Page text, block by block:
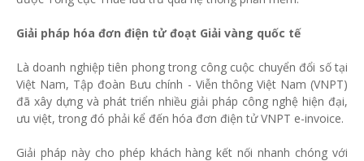
Giải pháp hóa đơn điện tử đoạt Giải vàng quốc tế
Là doanh nghiệp tiên phong trong công cuộc chuyển đổi số tại
Việt Nam, Tập đoàn Bưu chính - Viễn thông Việt Nam (VNPT)
đã xây dựng và phát triển nhiều giải pháp công nghệ hiện đại,
ưu việt, trong đó phải kể đến hóa đơn điện tử VNPT e-invoice.
Giải pháp này cho phép khách hàng kết nối nhanh chóng với